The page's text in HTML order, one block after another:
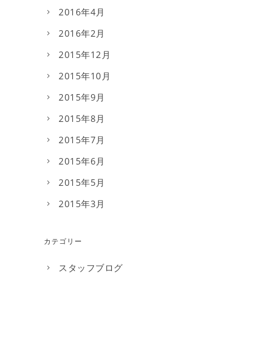
2016年4月
2016年2月
2015年12月
2015年10月
2015年9月
2015年8月
2015年7月
2015年6月
2015年5月
2015年3月
カテゴリー
スタッフブログ